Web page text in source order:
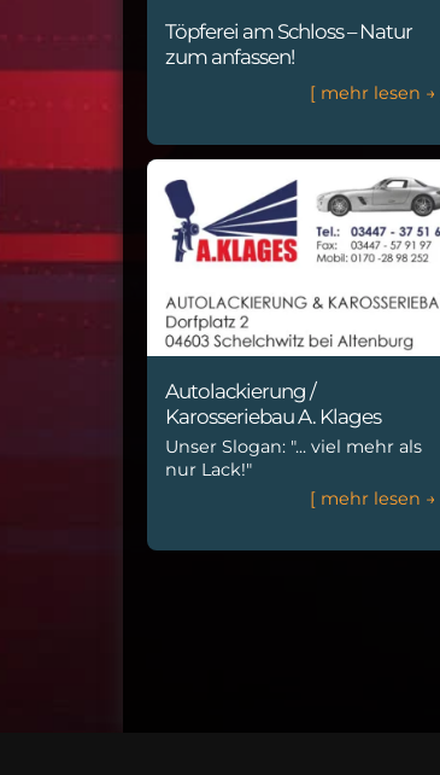
Töpferei am Schloss – Natur
zum anfassen!
[ mehr lesen →
Autolackierung /
Karosseriebau A. Klages
Unser Slogan: "... viel mehr als
nur Lack!"
[ mehr lesen →